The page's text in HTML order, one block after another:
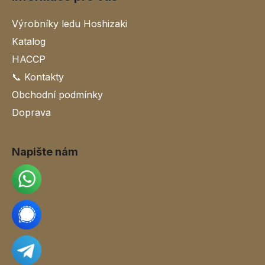
Výrobníky ledu Hoshizaki
Katalog
HACCP
📞 Kontakty
Obchodní podmínky
Doprava
Napište nám